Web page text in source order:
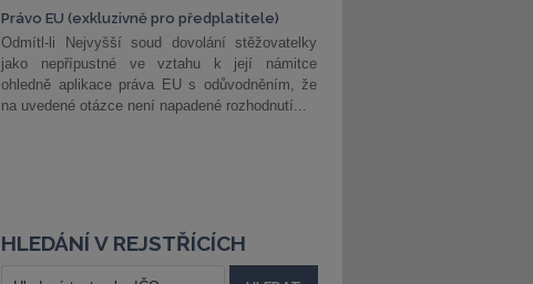
Právo EU (exkluzivně pro předplatitele)
Odmítl-li Nejvyšší soud dovolání stěžovatelky
jako nepřípustné ve vztahu k její námitce
ohledně aplikace práva EU s odůvodněním, že
na uvedené otázce není napadené rozhodnutí...
HLEDÁNÍ V REJSTŘÍCÍCH